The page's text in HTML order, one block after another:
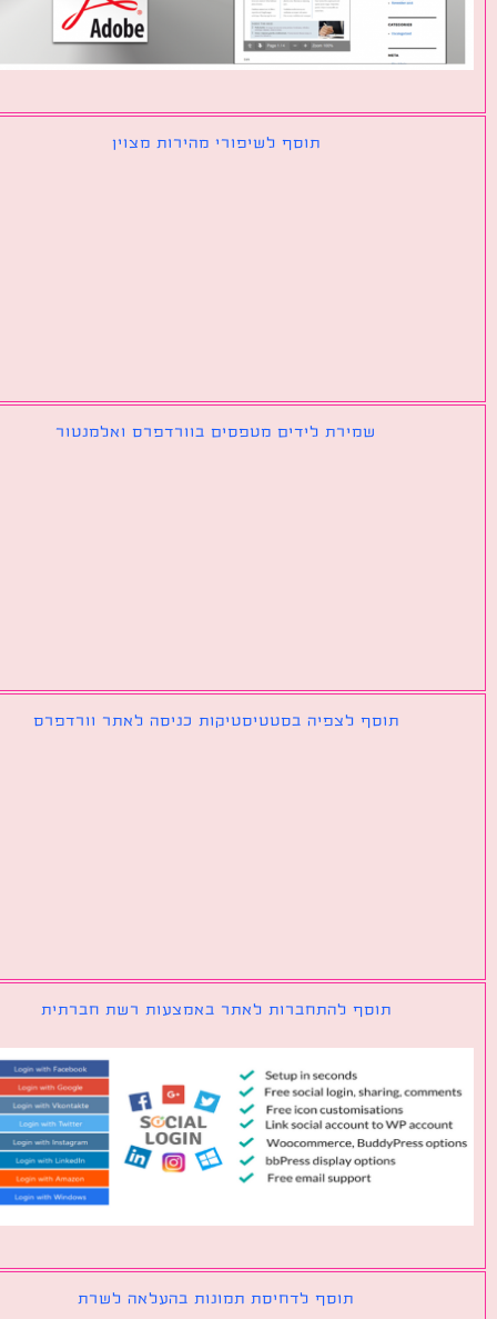
תוסף לשיפורי מהירות מצוין
שמירת לידים מטפסים בוורדפרס ואלמנטור
תוסף לצפיה בסטטיסטיקות כניסה לאתר וורדפרס
תוסף להתחברות לאתר באמצעות רשת חברתית
תוסף לדחיסת תמונות בהעלאה לשרת